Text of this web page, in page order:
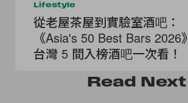
Lifestyle
從老屋茶屋到實驗室酒吧：
《Asia's 50 Best Bars 2026》
台灣 5 間入榜酒吧一次看！
Read Next